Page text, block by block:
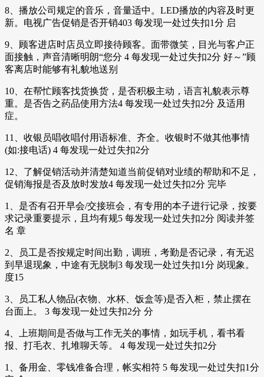
8、播放公司规定的音乐，音量适中。LED播放的内容及时更
新。电视广告促销是否开销403 每发现一处过失扣1分 启
9、顾客进店时店员立即接待顾客。面带微笑，目光与客户正
面接触，声音清晰明朗“您分 4 每发现一处过失扣2分 好～”顾
客离店时能够有礼貌地送别
10、在帮忙顾客找货换货，是否积极主动，语言礼貌表示尊
重。是否告之药品使用方法4 每发现一处过失扣2分 及适用
症。
11、收银员唱收唱付用语标准、齐全。收银时不做其他事情
(如:接电话) 4 每发现一处过失扣2分
12、了解促销活动并清楚知道当前促销对业绩的帮助和不足，
促销海报是否及放时发放4 每发现一处过失扣2分 完毕
1、是否有召开早会/交接班会，有专用的本子进行记录，按要
求记录重要提示，且均有规5 每发现一处过失扣2分 阅读并签
名 章
2、员工是否按规定时间出勤，调班，考勤是否记录，有无迟
到早退现象，中途有无脱制3 每发现一处过失扣1分 岗现象。
度15
3、员工私人物品(衣物、水杯、饭盒等)是否入柜，禁止摆在
台面上。 3 每发现一处过失扣2分 分
4、上班期间是否做与工作无关的事情，如玩手机，看书看
报、打毛衣、扎堆聊天等。 4 每发现一处过失扣2分
1、备用金、零钱准备合理，帐实相符 5 每发现一处过失扣1分